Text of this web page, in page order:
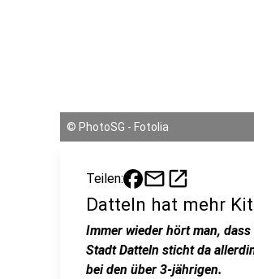
© PhotoSG - Fotolia
Teilen: mailopen_in_new
Datteln hat mehr
Immer wieder hört man,
Stadt Datteln sticht da
bei den über 3-jährigen.